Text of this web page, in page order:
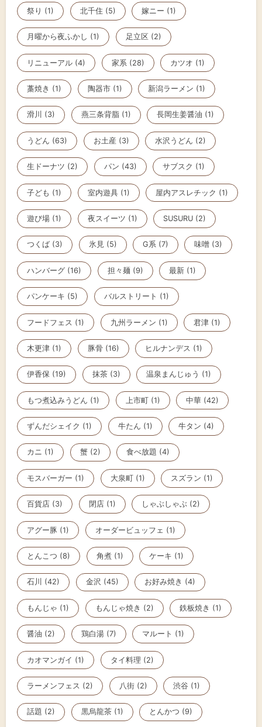
祭り (1) 北千住 (5) 嫁ニー (1)
月曜から夜ふかし (1) 足立区 (2)
リニューアル (4) 家系 (28) カツオ (1)
藁焼き (1) 陶器市 (1) 新潟ラーメン (1)
滑川 (3) 燕三条背脂 (1) 長岡生姜醤油 (1)
うどん (63) お土産 (3) 水沢うどん (2)
生ドーナツ (2) パン (43) サブスク (1)
子ども (1) 室内遊具 (1) 屋内アスレチック (1)
遊び場 (1) 夜スイーツ (1) SUSURU (2)
つくば (3) 氷見 (5) G系 (7) 味噌 (3)
ハンバーグ (16) 担々麺 (9) 最新 (1)
パンケーキ (5) バルストリート (1)
フードフェス (1) 九州ラーメン (1) 君津 (1)
木更津 (1) 豚骨 (16) ヒルナンデス (1)
伊香保 (19) 抹茶 (3) 温泉まんじゅう (1)
もつ煮込みうどん (1) 上市町 (1) 中華 (42)
ずんだシェイク (1) 牛たん (1) 牛タン (4)
カニ (1) 蟹 (2) 食べ放題 (4)
モスバーガー (1) 大泉町 (1) スズラン (1)
百貨店 (3) 閉店 (1) しゃぶしゃぶ (2)
アグー豚 (1) オーダービュッフェ (1)
とんこつ (8) 角煮 (1) ケーキ (1)
石川 (42) 金沢 (45) お好み焼き (4)
もんじゃ (1) もんじゃ焼き (2) 鉄板焼き (1)
醤油 (2) 鶏白湯 (7) マルート (1)
カオマンガイ (1) タイ料理 (2)
ラーメンフェス (2) 八街 (2) 渋谷 (1)
話題 (2) 黒烏龍茶 (1) とんかつ (9)